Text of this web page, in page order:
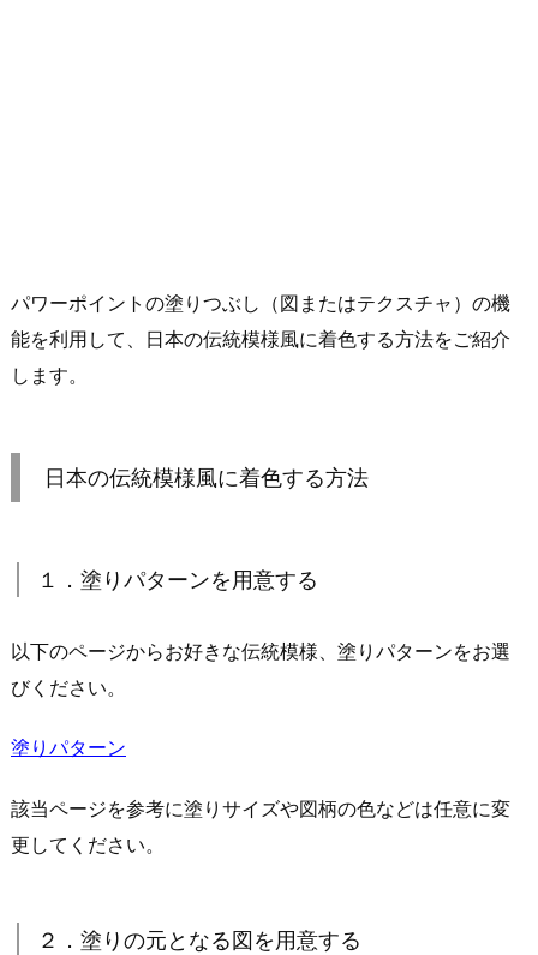
パワーポイントの塗りつぶし（図またはテクスチャ）の機
能を利用して、日本の伝統模様風に着色する方法をご紹介
します。
日本の伝統模様風に着色する方法
１．塗りパターンを用意する
以下のページからお好きな伝統模様、塗りパターンをお選
びください。
塗りパターン
該当ページを参考に塗りサイズや図柄の色などは任意に変
更してください。
２．塗りの元となる図を用意する